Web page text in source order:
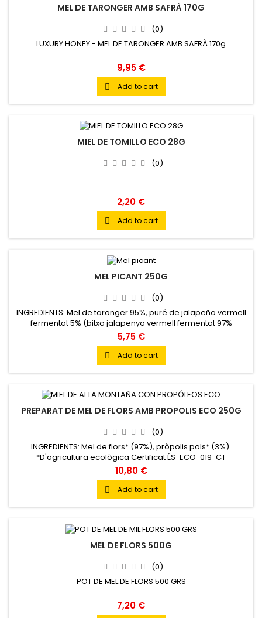
MEL DE TARONGER AMB SAFRÀ 170G
(0)
LUXURY HONEY - MEL DE TARONGER AMB SAFRÀ 170g
9,95 €
 Add to cart
MIEL DE TOMILLO ECO 28G
(0)
2,20 €
 Add to cart
MEL PICANT 250G
(0)
INGREDIENTS: Mel de taronger 95%, puré de jalapeño vermell
fermentat 5% (bitxo jalapenyo vermell fermentat 97%
capsicum annum i sal).ASPECTE VISUAL (color): Color ambre
vermellós intens, amb tonalitats càlides que recorden el
coure i el caramel fosc.OLFACTE: Complex i equilibrat.
Destaquen les notes florals, cítriques i matisos vegetals
procedents del...
5,75 €
 Add to cart
PREPARAT DE MEL DE FLORS AMB PROPOLIS ECO 250G
(0)
INGREDIENTS: Mel de flors* (97%), pròpolis pols* (3%).
*D'agricultura ecològica Certificat ÉS-ECO-019-CT
Descobreix receptes amb aquest producte aquí: RECEPTA
10,80 €
 Add to cart
MEL DE FLORS 500G
(0)
POT DE MEL DE FLORS 500 GRS
7,20 €